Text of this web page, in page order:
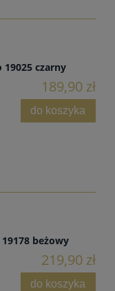
czarny
189,90 zł
do koszyka
beżowy
219,90 zł
do koszyka